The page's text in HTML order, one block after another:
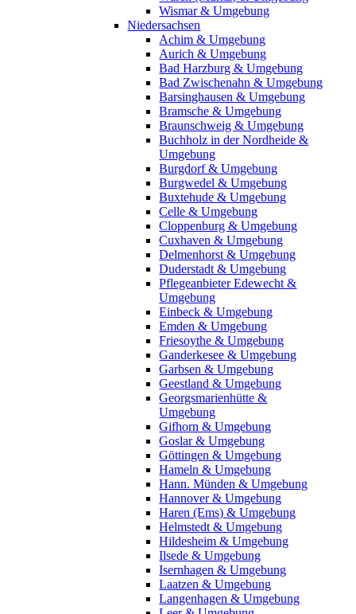
Wismar & Umgebung
Niedersachsen
Achim & Umgebung
Aurich & Umgebung
Bad Harzburg & Umgebung
Bad Zwischenahn & Umgebung
Barsinghausen & Umgebung
Bramsche & Umgebung
Braunschweig & Umgebung
Buchholz in der Nordheide &
Umgebung
Burgdorf & Umgebung
Burgwedel & Umgebung
Buxtehude & Umgebung
Celle & Umgebung
Cloppenburg & Umgebung
Cuxhaven & Umgebung
Delmenhorst & Umgebung
Duderstadt & Umgebung
Pflegeanbieter Edewecht &
Umgebung
Einbeck & Umgebung
Emden & Umgebung
Friesoythe & Umgebung
Ganderkesee & Umgebung
Garbsen & Umgebung
Geestland & Umgebung
Georgsmarienhütte &
Umgebung
Gifhorn & Umgebung
Goslar & Umgebung
Göttingen & Umgebung
Hameln & Umgebung
Hann. Münden & Umgebung
Hannover & Umgebung
Haren (Ems) & Umgebung
Helmstedt & Umgebung
Hildesheim & Umgebung
Ilsede & Umgebung
Isernhagen & Umgebung
Laatzen & Umgebung
Langenhagen & Umgebung